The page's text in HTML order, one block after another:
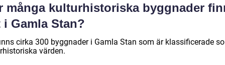
många kulturhistoriska byggnader
i Gamla Stan?
cirka 300 byggnader i Gamla Stan som är klassificerade
värden.